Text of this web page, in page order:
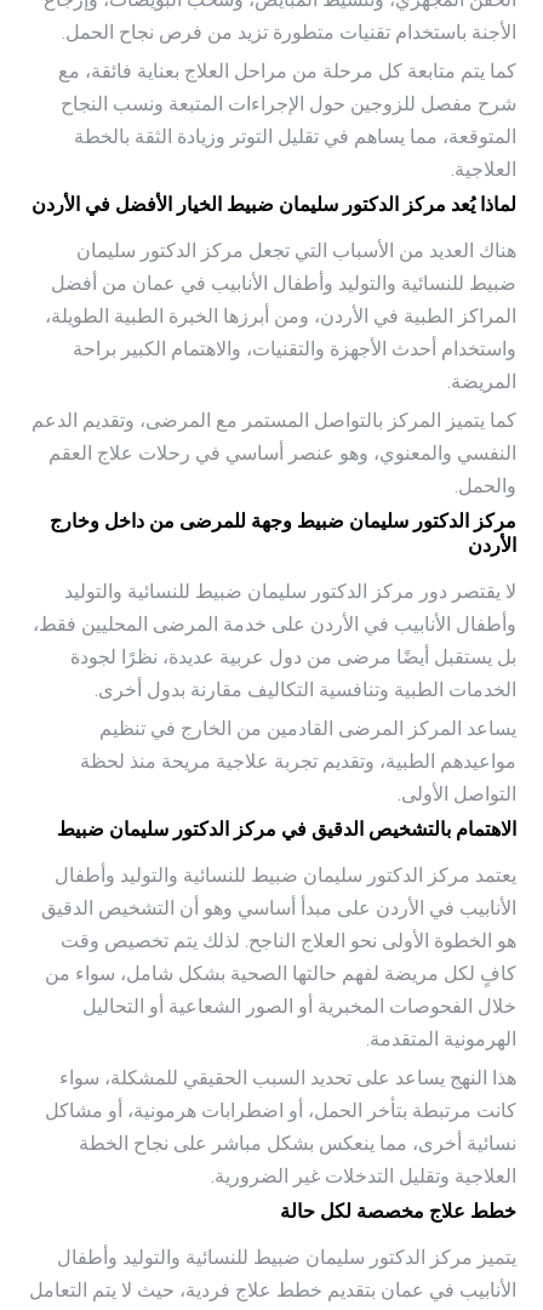
الأجنة باستخدام تقنيات متطورة تزيد من فرص نجاح الحمل.
كما يتم متابعة كل مرحلة من مراحل العلاج بعناية فائقة، مع
شرح مفصل للزوجين حول الإجراءات المتبعة ونسب النجاح
المتوقعة، مما يساهم في تقليل التوتر وزيادة الثقة بالخطة
العلاجية.
لماذا يُعد مركز الدكتور سليمان ضبيط الخيار الأفضل في الأردن
هناك العديد من الأسباب التي تجعل مركز الدكتور سليمان
ضبيط للنسائية والتوليد وأطفال الأنابيب في عمان من أفضل
المراكز الطبية في الأردن، ومن أبرزها الخبرة الطبية الطويلة،
واستخدام أحدث الأجهزة والتقنيات، والاهتمام الكبير براحة
المريضة.
كما يتميز المركز بالتواصل المستمر مع المرضى، وتقديم الدعم
النفسي والمعنوي، وهو عنصر أساسي في رحلات علاج العقم
والحمل.
مركز الدكتور سليمان ضبيط وجهة للمرضى من داخل وخارج
الأردن
لا يقتصر دور مركز الدكتور سليمان ضبيط للنسائية والتوليد
وأطفال الأنابيب في الأردن على خدمة المرضى المحليين فقط،
بل يستقبل أيضًا مرضى من دول عربية عديدة، نظرًا لجودة
الخدمات الطبية وتنافسية التكاليف مقارنة بدول أخرى.
يساعد المركز المرضى القادمين من الخارج في تنظيم
مواعيدهم الطبية، وتقديم تجربة علاجية مريحة منذ لحظة
التواصل الأولى.
الاهتمام بالتشخيص الدقيق في مركز الدكتور سليمان ضبيط
يعتمد مركز الدكتور سليمان ضبيط للنسائية والتوليد وأطفال
الأنابيب في الأردن على مبدأ أساسي وهو أن التشخيص الدقيق
هو الخطوة الأولى نحو العلاج الناجح. لذلك يتم تخصيص وقت
كافٍ لكل مريضة لفهم حالتها الصحية بشكل شامل، سواء من
خلال الفحوصات المخبرية أو الصور الشعاعية أو التحاليل
الهرمونية المتقدمة.
هذا النهج يساعد على تحديد السبب الحقيقي للمشكلة، سواء
كانت مرتبطة بتأخر الحمل، أو اضطرابات هرمونية، أو مشاكل
نسائية أخرى، مما ينعكس بشكل مباشر على نجاح الخطة
العلاجية وتقليل التدخلات غير الضرورية.
خطط علاج مخصصة لكل حالة
يتميز مركز الدكتور سليمان ضبيط للنسائية والتوليد وأطفال
الأنابيب في عمان بتقديم خطط علاج فردية، حيث لا يتم التعامل